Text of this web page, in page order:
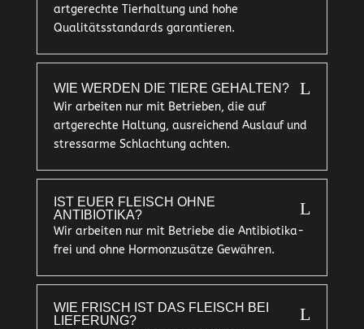
artgerechte Tierhaltung und hohe
Qualitätsstandards garantieren.
WIE WERDEN DIE TIERE GEHALTEN? L
Wir arbeiten nur mit Betrieben, die auf
artgerechte Haltung, ausreichend Auslauf und
stressarme Schlachtung achten.
IST EUER FLEISCH OHNE
ANTIBIOTIKA?
L
Wir arbeiten nur mit Betriebe die Antibiotika-
frei und ohne Hormonzusätze Gewähren.
WIE FRISCH IST DAS FLEISCH BEI
LIEFERUNG?
L